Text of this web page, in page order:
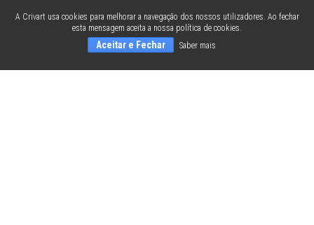
A Crivart usa cookies para melhorar a navegação dos nossos utilizadores. Ao fechar
esta mensagem aceita a nossa política de cookies.
Aceitar e Fechar Saber mais